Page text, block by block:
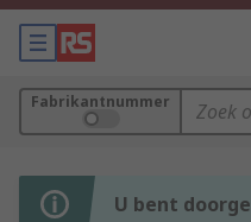
Fabrikantnummer
U bent